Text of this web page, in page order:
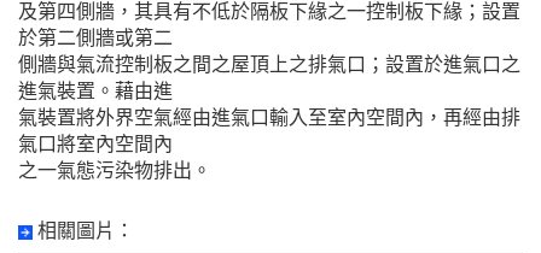
及第四側牆，其具有不低於隔板下緣之一控制板下緣；設置
於第二側牆或第二
側牆與氣流控制板之間之屋頂上之排氣口；設置於進氣口之
進氣裝置。藉由進
氣裝置將外界空氣經由進氣口輸入至室內空間內，再經由排
氣口將室內空間內
之一氣態污染物排出。
相關圖片：